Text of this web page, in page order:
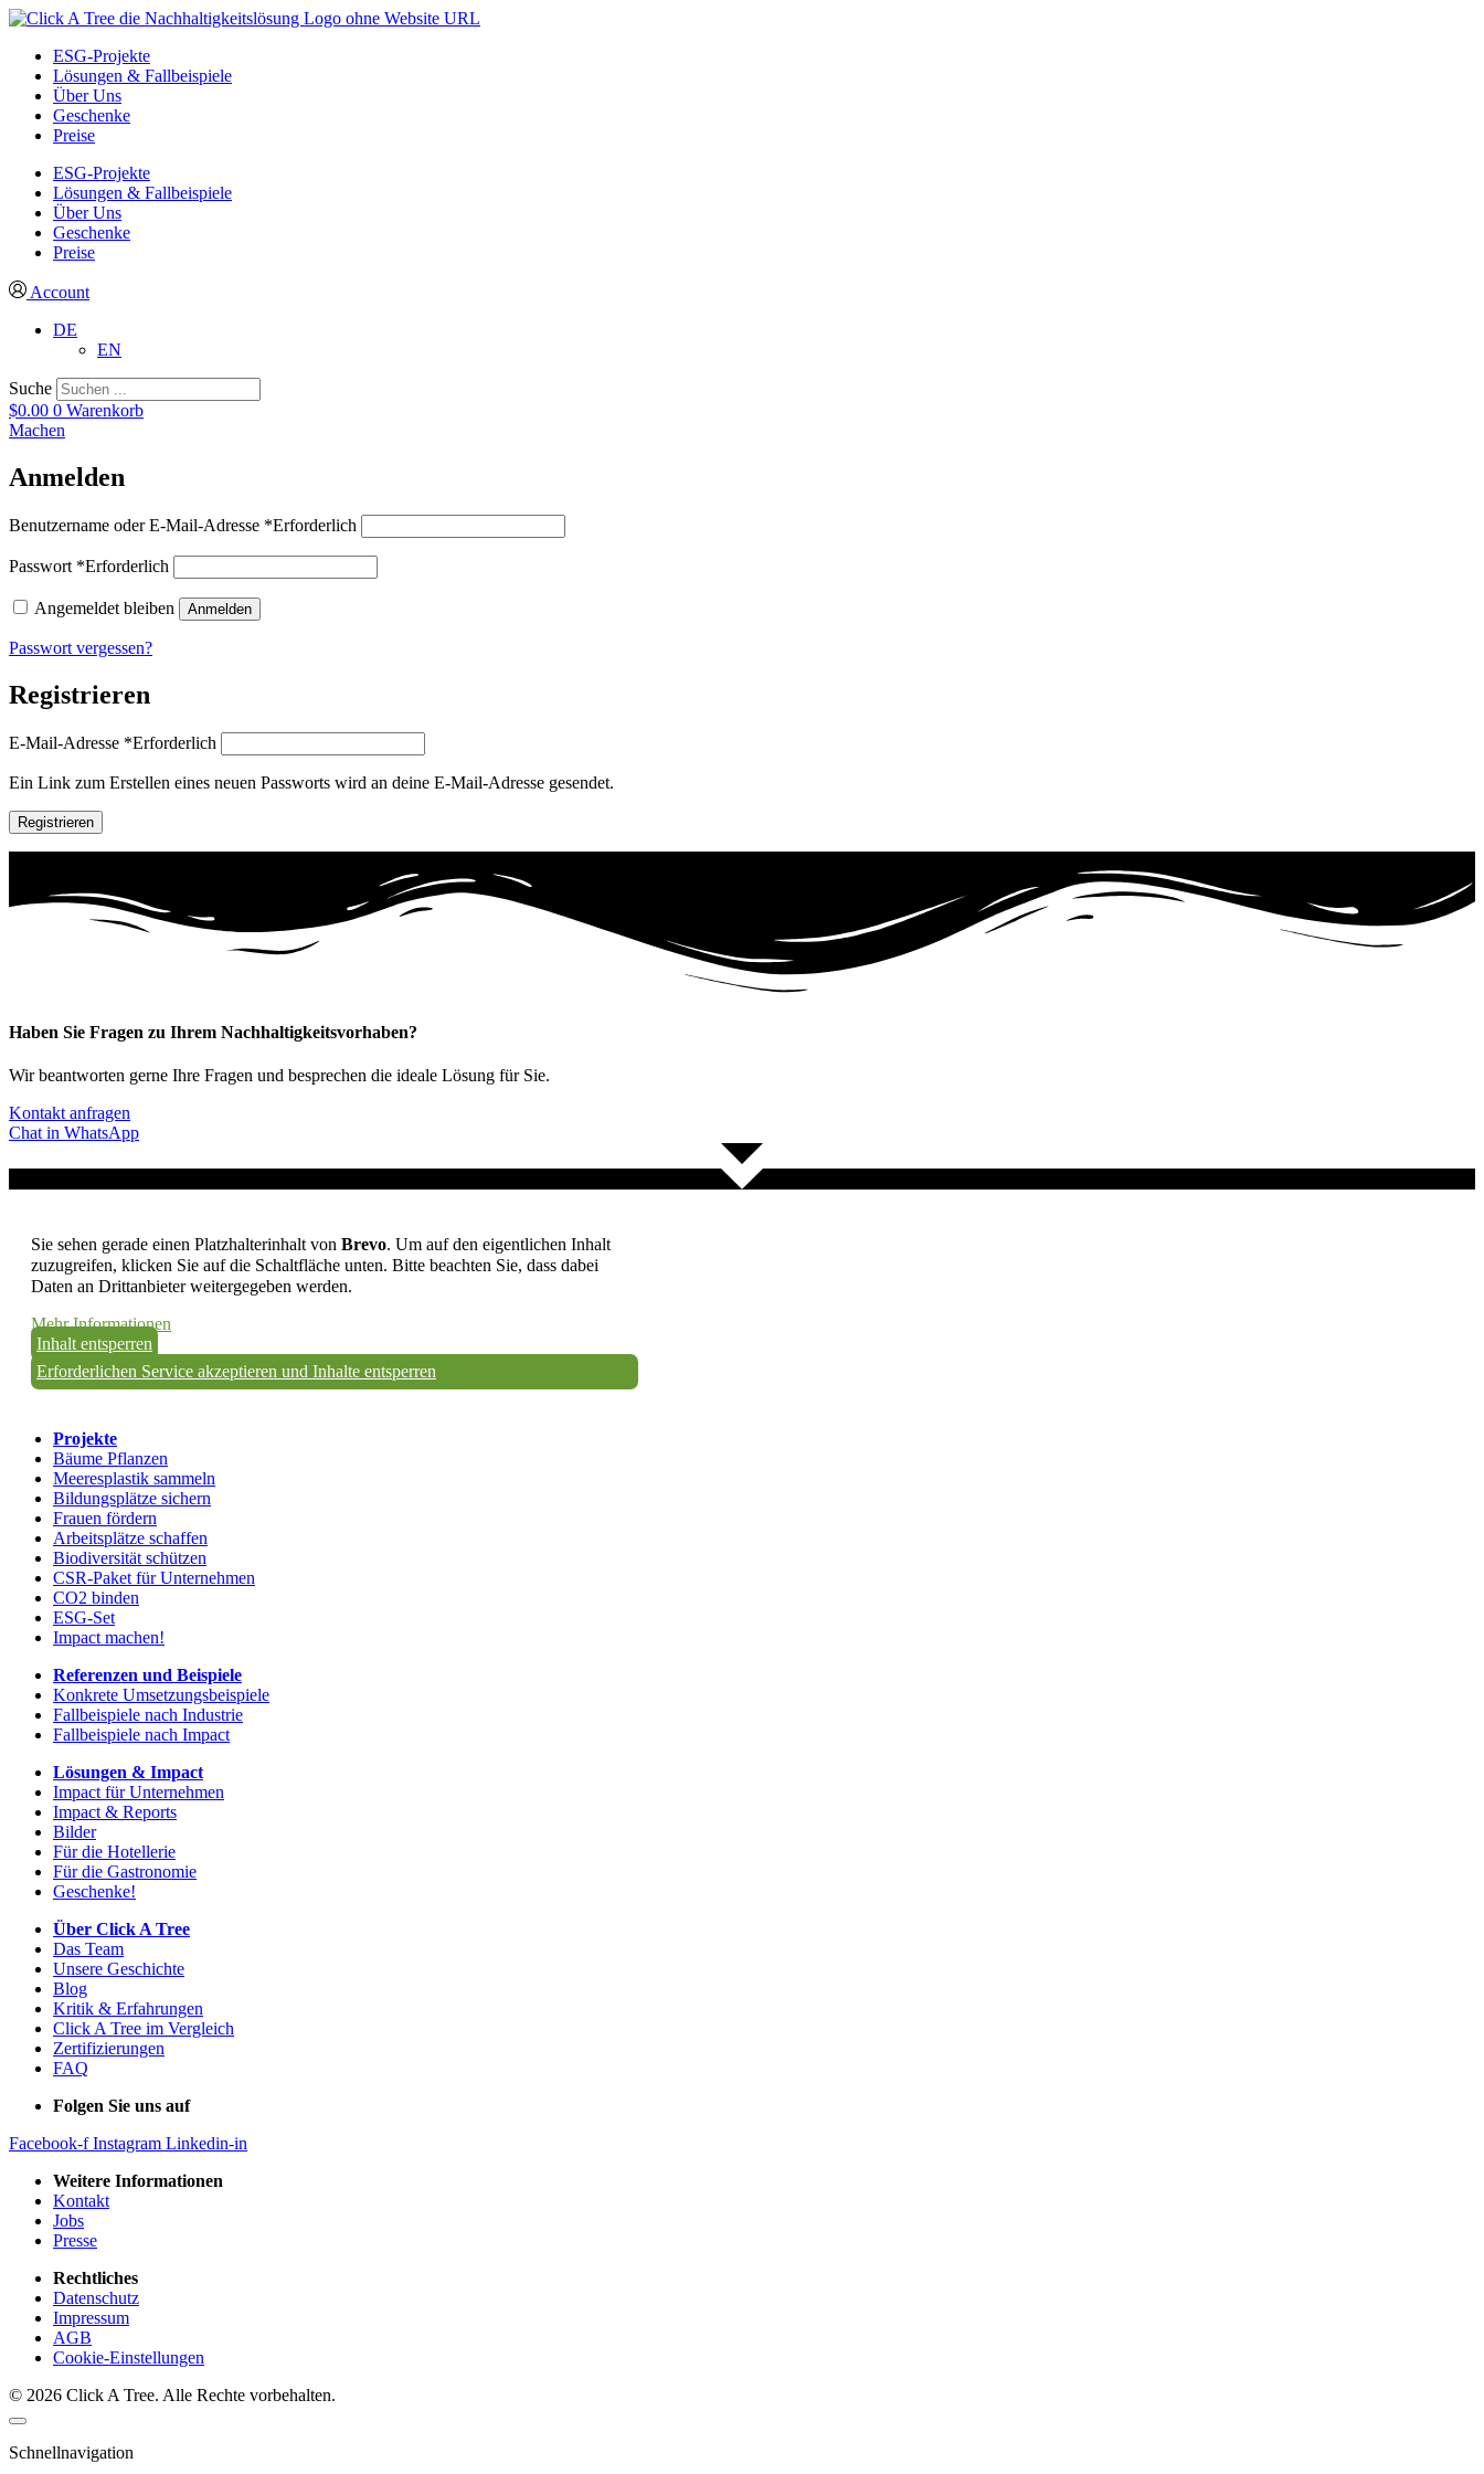
ESG-Projekte
Lösungen & Fallbeispiele
Über Uns
Geschenke
Preise
ESG-Projekte
Lösungen & Fallbeispiele
Über Uns
Geschenke
Preise
Account
DE
EN
Suche
$0.00 0 Warenkorb
Machen
Anmelden
Benutzername oder E-Mail-Adresse *Erforderlich
Passwort *Erforderlich
Angemeldet bleiben Anmelden
Passwort vergessen?
Registrieren
E-Mail-Adresse *Erforderlich
Ein Link zum Erstellen eines neuen Passworts wird an deine E-Mail-Adresse gesendet.
Registrieren
Haben Sie Fragen zu Ihrem Nachhaltigkeitsvorhaben?
Wir beantworten gerne Ihre Fragen und besprechen die ideale Lösung für Sie.
Kontakt anfragen
Chat in WhatsApp
Sie sehen gerade einen Platzhalterinhalt von Brevo. Um auf den eigentlichen Inhalt
zuzugreifen, klicken Sie auf die Schaltfläche unten. Bitte beachten Sie, dass dabei
Daten an Drittanbieter weitergegeben werden.
Mehr Informationen
Inhalt entsperren
Erforderlichen Service akzeptieren und Inhalte entsperren
Projekte
Bäume Pflanzen
Meeresplastik sammeln
Bildungsplätze sichern
Frauen fördern
Arbeitsplätze schaffen
Biodiversität schützen
CSR-Paket für Unternehmen
CO2 binden
ESG-Set
Impact machen!
Referenzen und Beispiele
Konkrete Umsetzungsbeispiele
Fallbeispiele nach Industrie
Fallbeispiele nach Impact
Lösungen & Impact
Impact für Unternehmen
Impact & Reports
Bilder
Für die Hotellerie
Für die Gastronomie
Geschenke!
Über Click A Tree
Das Team
Unsere Geschichte
Blog
Kritik & Erfahrungen
Click A Tree im Vergleich
Zertifizierungen
FAQ
Folgen Sie uns auf
Facebook-f Instagram Linkedin-in
Weitere Informationen
Kontakt
Jobs
Presse
Rechtliches
Datenschutz
Impressum
AGB
Cookie-Einstellungen
© 2026 Click A Tree. Alle Rechte vorbehalten.
Schnellnavigation